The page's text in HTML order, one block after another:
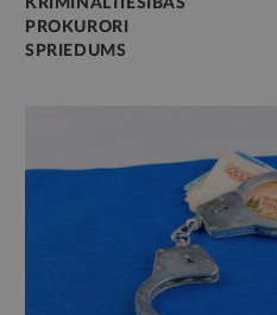
KRIMINĀLTIESĪBAS
PROKURORI
SPRIEDUMS